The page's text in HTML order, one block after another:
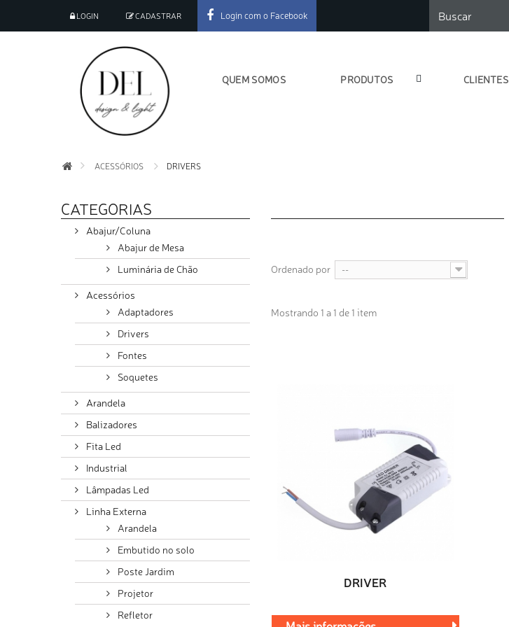
LOGIN CADASTRAR Login com o Facebook
QUEM SOMOS PRODUTOS CLIENTES
ACESSÓRIOS DRIVERS
CATEGORIAS
Abajur/Coluna
Abajur de Mesa
Luminária de Chão
Acessórios
Adaptadores
Drivers
Fontes
Soquetes
Arandela
Balizadores
Fita Led
Industrial
Lâmpadas Led
Linha Externa
Arandela
Embutido no solo
Poste Jardim
Projetor
Refletor
Ordenado por --
Mostrando 1 a 1 de 1 item
DRIVER